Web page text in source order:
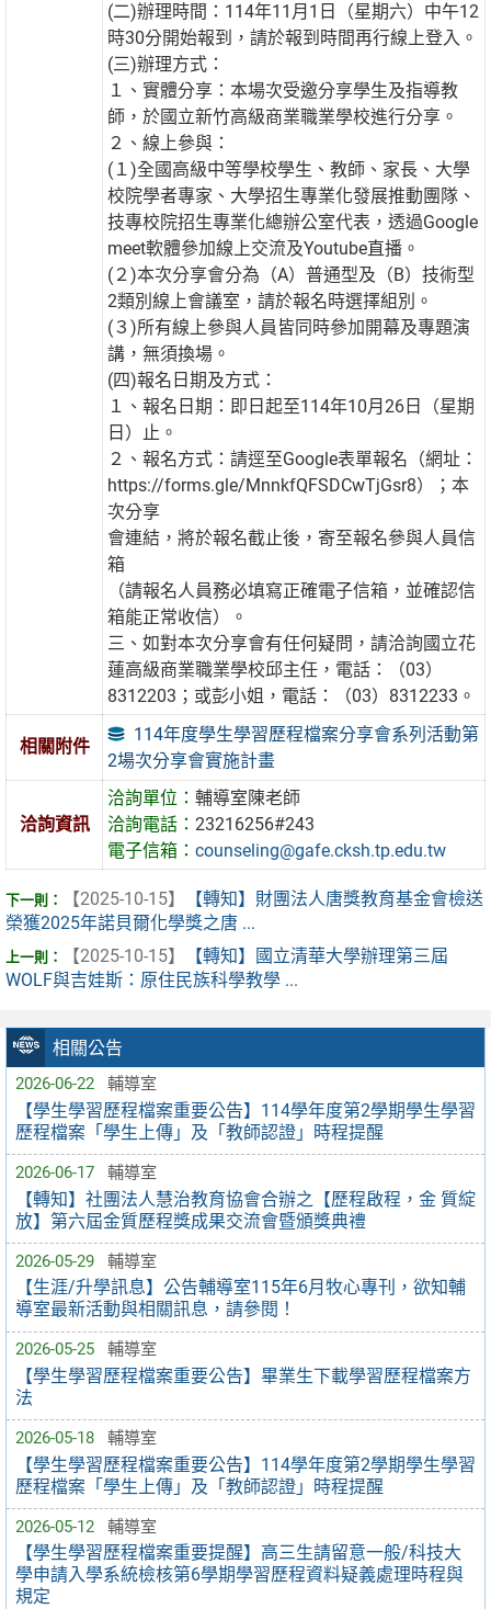
相關公告
2026-06-22 輔導室
【學生學習歷程檔案重要公告】114學年度第2學期學生學習
歷程檔案「學生上傳」及「教師認證」時程提醒
2026-06-17 輔導室
【轉知】社團法人慧治教育協會合辦之【歷程啟程，金 質綻
放】第六屆金質歷程獎成果交流會暨頒獎典禮
2026-05-29 輔導室
【生涯/升學訊息】公告輔導室115年6月牧心專刊，欲知輔
導室最新活動與相關訊息，請參閱！
2026-05-25 輔導室
【學生學習歷程檔案重要公告】畢業生下載學習歷程檔案方
法
2026-05-18 輔導室
【學生學習歷程檔案重要公告】114學年度第2學期學生學習
歷程檔案「學生上傳」及「教師認證」時程提醒
2026-05-12 輔導室
【學生學習歷程檔案重要提醒】高三生請留意一般/科技大
學申請入學系統檢核第6學期學習歷程資料疑義處理時程與
規定
(二)辦理時間：114年11月1日（星期六）中午12
時30分開始報到，請於報到時間再行線上登入。
(三)辦理方式：
１、實體分享：本場次受邀分享學生及指導教
師，於國立新竹高級商業職業學校進行分享。
２、線上參與：
(１)全國高級中等學校學生、教師、家長、大學
校院學者專家、大學招生專業化發展推動團隊、
技專校院招生專業化總辦公室代表，透過Google
meet軟體參加線上交流及Youtube直播。
(２)本次分享會分為（A）普通型及（B）技術型
2類別線上會議室，請於報名時選擇組別。
(３)所有線上參與人員皆同時參加開幕及專題演
講，無須換場。
(四)報名日期及方式：
１、報名日期：即日起至114年10月26日（星期
日）止。
２、報名方式：請逕至Google表單報名（網址：
https://forms.gle/MnnkfQFSDCwTjGsr8）；本
次分享
會連結，將於報名截止後，寄至報名參與人員信
箱
（請報名人員務必填寫正確電子信箱，並確認信
箱能正常收信）。
三、如對本次分享會有任何疑問，請洽詢國立花
蓮高級商業職業學校邱主任，電話：（03）
8312203；或彭小姐，電話：（03）8312233。
相關附件
114年度學生學習歷程檔案分享會系列活動第
2場次分享會實施計畫
洽詢資訊
洽詢單位：輔導室陳老師
洽詢電話：23216256#243
電子信箱：counseling@gafe.cksh.tp.edu.tw
【2025-10-15】
【轉知】財團法人唐獎教育基金會檢送
榮獲2025年諾貝爾化學獎之唐 ...
【2025-10-15】
【轉知】國立清華大學辦理第三屆
WOLF與吉娃斯：原住民族科學教學 ...